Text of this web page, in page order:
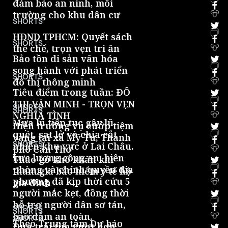
đảm bảo an ninh, môi
trường cho khu dân cư
0
SHORTS
HĐND TPHCM: Quyết sách
thể chế, trọn vẹn tri ân
0
SHORTS
Bảo tồn di sản văn hóa
song hành với phát triển
đô thị thông minh
0
SHORTS
Tiêu điểm trong tuần: ĐÔ
THỊ VĂN MINH - TRỌN VẸN
NGHĨA TÌNH
0
SHORTS
Hiện trường vụ cướp tiệm
vàng tại xã Mỹ Tú, Thành
phố Cần Thơ
0
SHORTS
Tháo gỡ khó khăn khi
tham gia bảo hiểm y tế hộ
gia đình
0
SHORTS
Mưa lũ tiếp tục gây lũ
quét, sạt lở và chia cắt
nhiều khu vực ở Lai Châu.
Lực lượng công an, biên
phòng và chính quyền địa
phương đã kịp thời cứu 5
người mắc kẹt, đồng thời
hỗ trợ người dân sơ tán,
bảo đảm an toàn.
0
SHORTS
SHORTS
Theo Trung tâm Dự báo
SHORTS